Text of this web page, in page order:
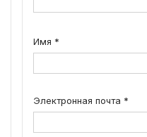
Имя *
Электронная почта *